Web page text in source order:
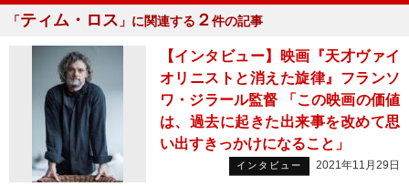
「ティム・ロス 」に関連する ２件の記事
【インタビュー】映画『天才ヴァイ
オリニストと消えた旋律』フランソ
ワ・ジラール監督 「この映画の価値
は、過去に起きた出来事を改めて思
い出すきっかけになること」
インタビュー 2021年11月29日